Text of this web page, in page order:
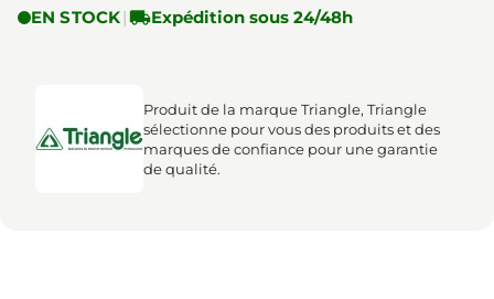
EN STOCK |Expédition sous 24/48h
Produit de la marque Triangle, Triangle
sélectionne pour vous des produits et des
marques de confiance pour une garantie
de qualité.